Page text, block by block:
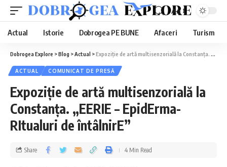
Aa
Actual Istorie Dobrogea PE BUNE Afaceri Turism
Dobrogea Explore >Blog >Actual >Expoziție de artă multisenzorială la Constanța. „EERIE – EpidErma-RItualuri de întâlnirE”
ACTUAL COMUNICAT DE PRESĂ
Expoziție de artă multisenzorială la
Constanța. „EERIE – EpidErma-
RItualuri de întâlnirE”
Share 4 Min Read